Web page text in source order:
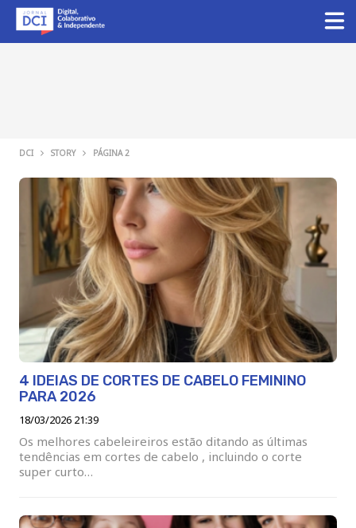
DCI STORY PÁGINA 2
4 IDEIAS DE CORTES DE CABELO FEMININO
PARA 2026
18/03/2026 21:39
Os melhores cabeleireiros estão ditando as últimas
tendências em cortes de cabelo , incluindo o corte
super curto…